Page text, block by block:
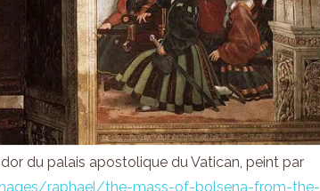
du palais apostolique du Vatican, peint par
raphael/the-mass-of-bolsena-from-the-